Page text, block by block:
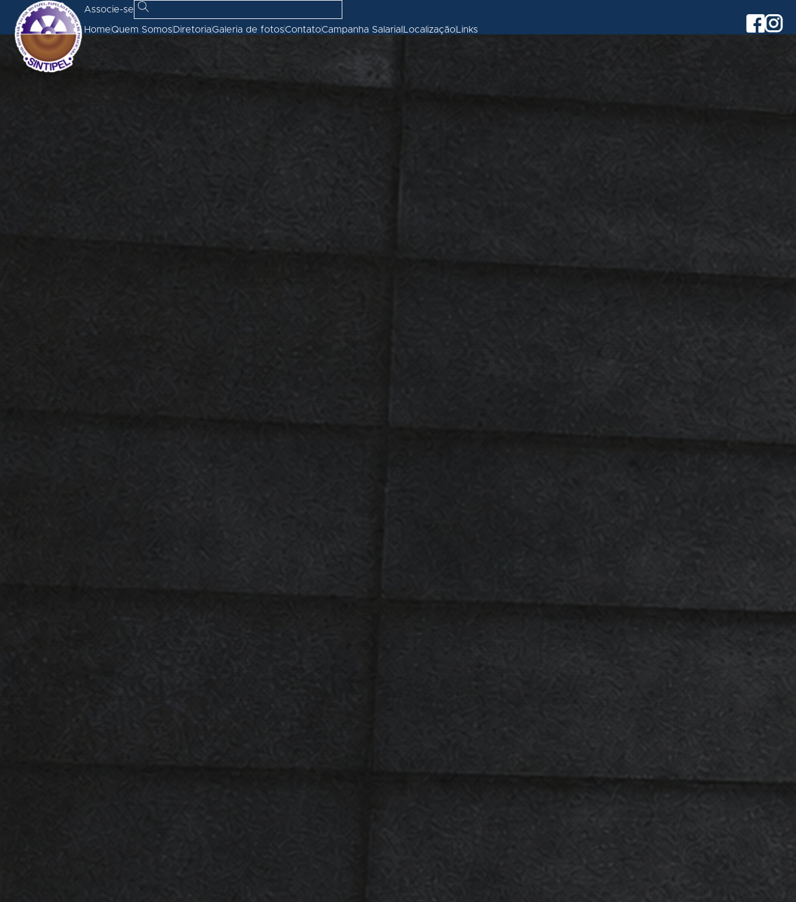
Associe-se
HomeQuem Somos DiretoriaGaleria de fotosContatoCampanha Salarial Localização Links